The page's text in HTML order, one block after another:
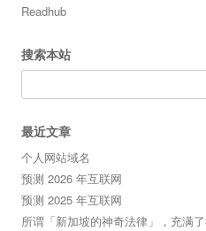
Readhub
搜索本站
for:
最近文章
个人网站域名
预测 2026 年互联网
预测 2025 年互联网
所谓「新加坡的神奇法律」，充满